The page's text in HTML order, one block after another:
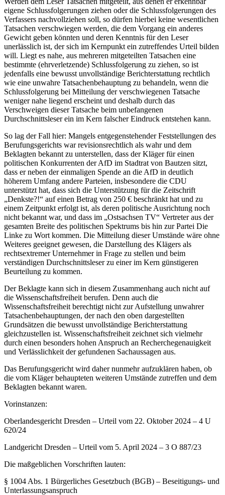
eigene Schlussfolgerungen ziehen oder die Schlussfolgerungen des
Verfassers nachvollziehen soll, so dürfen hierbei keine wesentlichen
Tatsachen verschwiegen werden, die dem Vorgang ein anderes
Gewicht geben könnten und deren Kenntnis für den Leser
unerlässlich ist, der sich im Kernpunkt ein zutreffendes Urteil bilden
will. Liegt es nahe, aus mehreren mitgeteilten Tatsachen eine
bestimmte (ehrverletzende) Schlussfolgerung zu ziehen, so ist
jedenfalls eine bewusst unvollständige Berichterstattung rechtlich
wie eine unwahre Tatsachenbehauptung zu behandeln, wenn die
Schlussfolgerung bei Mitteilung der verschwiegenen Tatsache
weniger nahe liegend erscheint und deshalb durch das
Verschweigen dieser Tatsache beim unbefangenen
Durchschnittsleser ein im Kern falscher Eindruck entstehen kann.
So lag der Fall hier: Mangels entgegenstehender Feststellungen des
Berufungsgerichts war revisionsrechtlich als wahr und dem
Beklagten bekannt zu unterstellen, dass der Kläger für einen
politischen Konkurrenten der AfD im Stadtrat von Bautzen sitzt,
dass er neben der einmaligen Spende an die AfD in deutlich
höherem Umfang andere Parteien, insbesondere die CDU
unterstützt hat, dass sich die Unterstützung für die Zeitschrift
„Denkste?!“ auf einen Betrag von 250 € beschränkt hat und zu
einem Zeitpunkt erfolgt ist, als deren politische Ausrichtung noch
nicht bekannt war, und dass im „Ostsachsen TV“ Vertreter aus der
gesamten Breite des politischen Spektrums bis hin zur Partei Die
Linke zu Wort kommen. Die Mitteilung dieser Umstände wäre ohne
Weiteres geeignet gewesen, die Darstellung des Klägers als
rechtsextremer Unternehmer in Frage zu stellen und beim
verständigen Durchschnittsleser zu einer im Kern günstigeren
Beurteilung zu kommen.
Der Beklagte kann sich in diesem Zusammenhang auch nicht auf
die Wissenschaftsfreiheit berufen. Denn auch die
Wissenschaftsfreiheit berechtigt nicht zur Aufstellung unwahrer
Tatsachenbehauptungen, der nach den oben dargestellten
Grundsätzen die bewusst unvollständige Berichterstattung
gleichzustellen ist. Wissenschaftsfreiheit zeichnet sich vielmehr
durch einen besonders hohen Anspruch an Recherchegenauigkeit
und Verlässlichkeit der gefundenen Sachaussagen aus.
Das Berufungsgericht wird daher nunmehr aufzuklären haben, ob
die vom Kläger behaupteten weiteren Umstände zutreffen und dem
Beklagten bekannt waren.
Vorinstanzen:
Oberlandesgericht Dresden – Urteil vom 22. Oktober 2024 – 4 U
620/24
Landgericht Dresden – Urteil vom 5. April 2024 – 3 O 887/23
Die maßgeblichen Vorschriften lauten:
§ 1004 Abs. 1 Bürgerliches Gesetzbuch (BGB) – Beseitigungs- und
Unterlassungsanspruch